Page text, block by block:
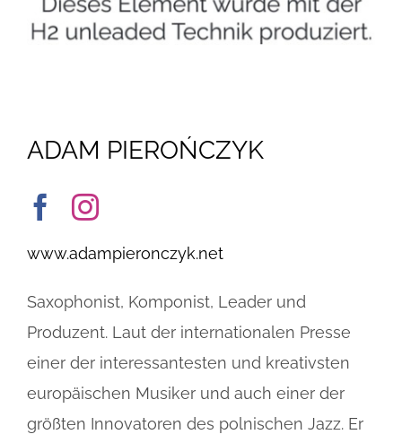
ADAM PIEROŃCZYK
www.adampieronczyk.net
Saxophonist, Komponist, Leader und
Produzent. Laut der internationalen Presse
einer der interessantesten und kreativsten
europäischen Musiker und auch einer der
größten Innovatoren des polnischen Jazz. Er